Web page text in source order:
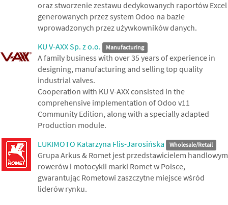
oraz stworzenie zestawu dedykowanych raportów Excel
generowanych przez system Odoo na bazie
wprowadzonych przez używkowników danych.
KU V-AXX Sp. z o.o.
Manufacturing
A family business with over 35 years of experience in
designing, manufacturing and selling top quality
industrial valves.
Cooperation with KU V-AXX consisted in the
comprehensive implementation of Odoo v11
Community Edition, along with a specially adapted
Production module.
LUKIMOTO Katarzyna Flis-Jarosińska
Wholesale/Retail
Grupa Arkus & Romet jest przedstawicielem handlowym
rowerów i motocykli marki Romet w Polsce,
gwarantując Rometowi zaszczytne miejsce wśród
liderów rynku.